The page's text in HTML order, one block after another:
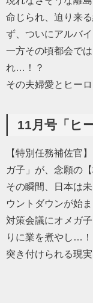
命じられ、迫り来
ず、ついにアルバ
一方その頃都会で
れ…！？
その夫婦愛とヒー
11月号「ヒ
【特別任務補佐官
ガ子」が、念願の
その瞬間、日本は
ウントダウンが始ま
対策会議にオメガ
りに業を煮やし…！
突き付けられる現